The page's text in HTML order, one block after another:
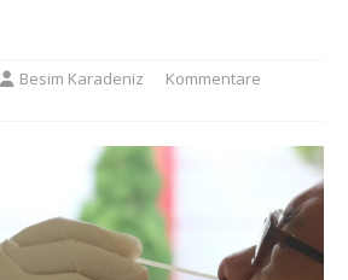
Besim Karadeniz
Kommentare